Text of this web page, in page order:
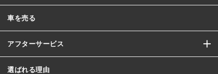
車を売る
アフターサービス
選ばれる理由